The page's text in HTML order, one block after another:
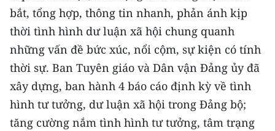
bắt, tổng hợp, thông tin nhanh, phản ánh kịp
thời tình hình dư luận xã hội chung quanh
những vấn đề bức xúc, nổi cộm, sự kiện có tính
thời sự. Ban Tuyên giáo và Dân vận Đảng ủy đã
xây dựng, ban hành 4 báo cáo định kỳ về tình
hình tư tưởng, dư luận xã hội trong Đảng bộ;
tăng cường nắm tình hình tư tưởng, tâm trạng